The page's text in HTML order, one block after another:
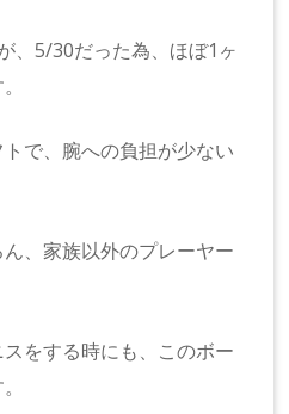
、5/30だった為、ほぼ1ヶ
で、腕への負担が少ない
、家族以外のプレーヤー
をする時にも、このボー